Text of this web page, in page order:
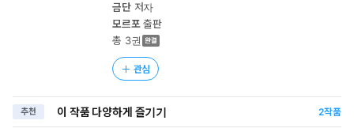
금단저자
모르포출판
총 3권
관심
추천 이 작품 다양하게 즐기기 2작품